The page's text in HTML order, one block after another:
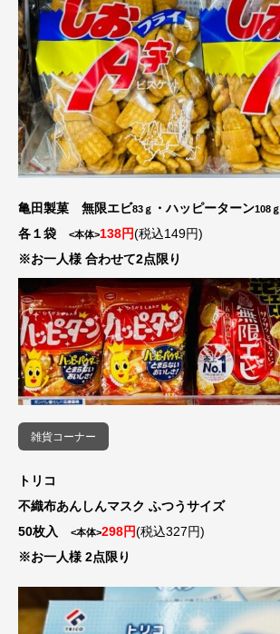
亀田製菓 無限エビ83ｇ ・ハッピーターン108ｇ
各１袋 <本体>138円(税込149円)
※お一人様 合わせて2点限り
雑貨コーナー
トリコ
不織布あんしんマスク ふつうサイズ
50枚入
<本体>298円(税込327円)
※お一人様 2点限り